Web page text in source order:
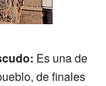
Es una de
de finales